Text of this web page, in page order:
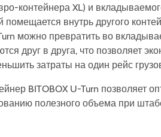
контейнера XL) и
помещается внутрь другого
можно превратить во
друг в друга, что позволяет
затраты на один рейс
BITOBOX U-Turn позволяет
полезного объема при